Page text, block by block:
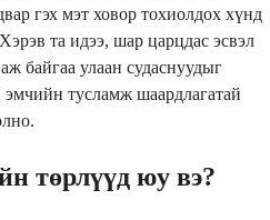
гэх мэт ховор тохиолдох хүнд
та идээ, шар царцдас эсвэл
байгаа улаан судаснуудыг
эмчийн тусламж шаардлагатай
төрлүүд юу вэ?